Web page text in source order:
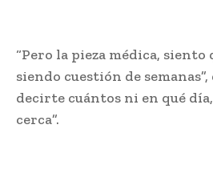
“Pero la pieza médica, siento
siendo cuestión de
decirte cuántos ni en qué
cerca”.